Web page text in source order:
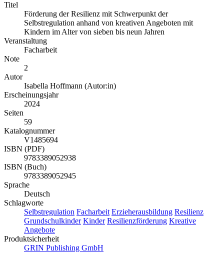
Titel
Förderung der Resilienz mit Schwerpunkt der
Selbstregulation anhand von kreativen Angeboten mit
Kindern im Alter von sieben bis neun Jahren
Veranstaltung
Facharbeit
Note
2
Autor
Isabella Hoffmann (Autor:in)
Erscheinungsjahr
2024
Seiten
59
Katalognummer
V1485694
ISBN (PDF)
9783389052938
ISBN (Buch)
9783389052945
Sprache
Deutsch
Schlagworte
Selbstregulation Facharbeit Erzieherausbildung Resilienz
Grundschulkinder Kinder Resilienzförderung Kreative
Angebote
Produktsicherheit
GRIN Publishing GmbH